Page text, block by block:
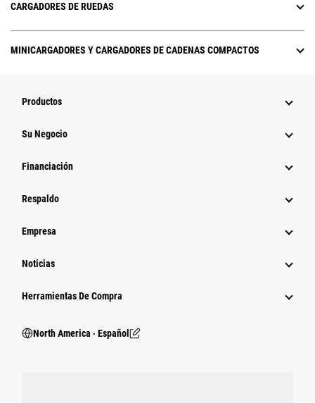
CARGADORES DE RUEDAS
MINICARGADORES Y CARGADORES DE CADENAS COMPACTOS
Productos
Su Negocio
Financiación
Respaldo
Empresa
Noticias
Herramientas De Compra
North America ‧ Español